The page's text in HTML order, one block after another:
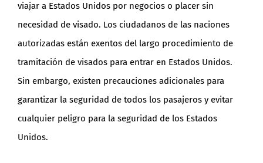
viajar a Estados Unidos por negocios o placer sin
necesidad de visado. Los ciudadanos de las naciones
autorizadas están exentos del largo procedimiento de
tramitación de visados para entrar en Estados Unidos.
Sin embargo, existen precauciones adicionales para
garantizar la seguridad de todos los pasajeros y evitar
cualquier peligro para la seguridad de los Estados
Unidos.